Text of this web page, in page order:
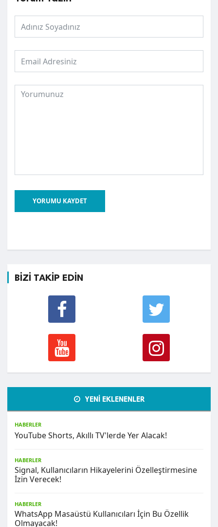
YORUMU KAYDET
BİZİ TAKİP EDİN
YENİ EKLENENLER
HABERLER
YouTube Shorts, Akıllı TV'lerde Yer Alacak!
HABERLER
Signal, Kullanıcıların Hikayelerini Özelleştirmesine
İzin Verecek!
HABERLER
WhatsApp Masaüstü Kullanıcıları İçin Bu Özellik
Olmayacak!